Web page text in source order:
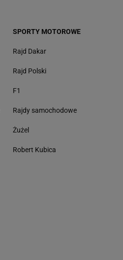
SPORTY MOTOROWE
Rajd Dakar
Rajd Polski
F1
Rajdy samochodowe
Żużel
Robert Kubica